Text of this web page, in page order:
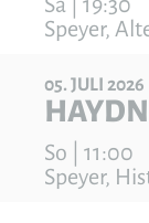
Speyer,
05 JULI 2026
So | 11:00
Speyer,